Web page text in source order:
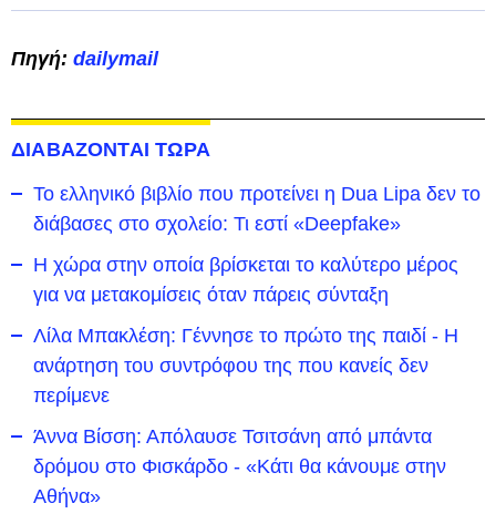
Πηγή: dailymail
ΔΙΑΒΑΖΟΝΤΑΙ ΤΩΡΑ
Το ελληνικό βιβλίο που προτείνει η Dua Lipa δεν το
διάβασες στο σχολείο: Τι εστί «Deepfake»
Η χώρα στην οποία βρίσκεται το καλύτερο μέρος
για να μετακομίσεις όταν πάρεις σύνταξη
Λίλα Μπακλέση: Γέννησε το πρώτο της παιδί - Η
ανάρτηση του συντρόφου της που κανείς δεν
περίμενε
Άννα Βίσση: Απόλαυσε Τσιτσάνη από μπάντα
δρόμου στο Φισκάρδο - «Κάτι θα κάνουμε στην
Αθήνα»